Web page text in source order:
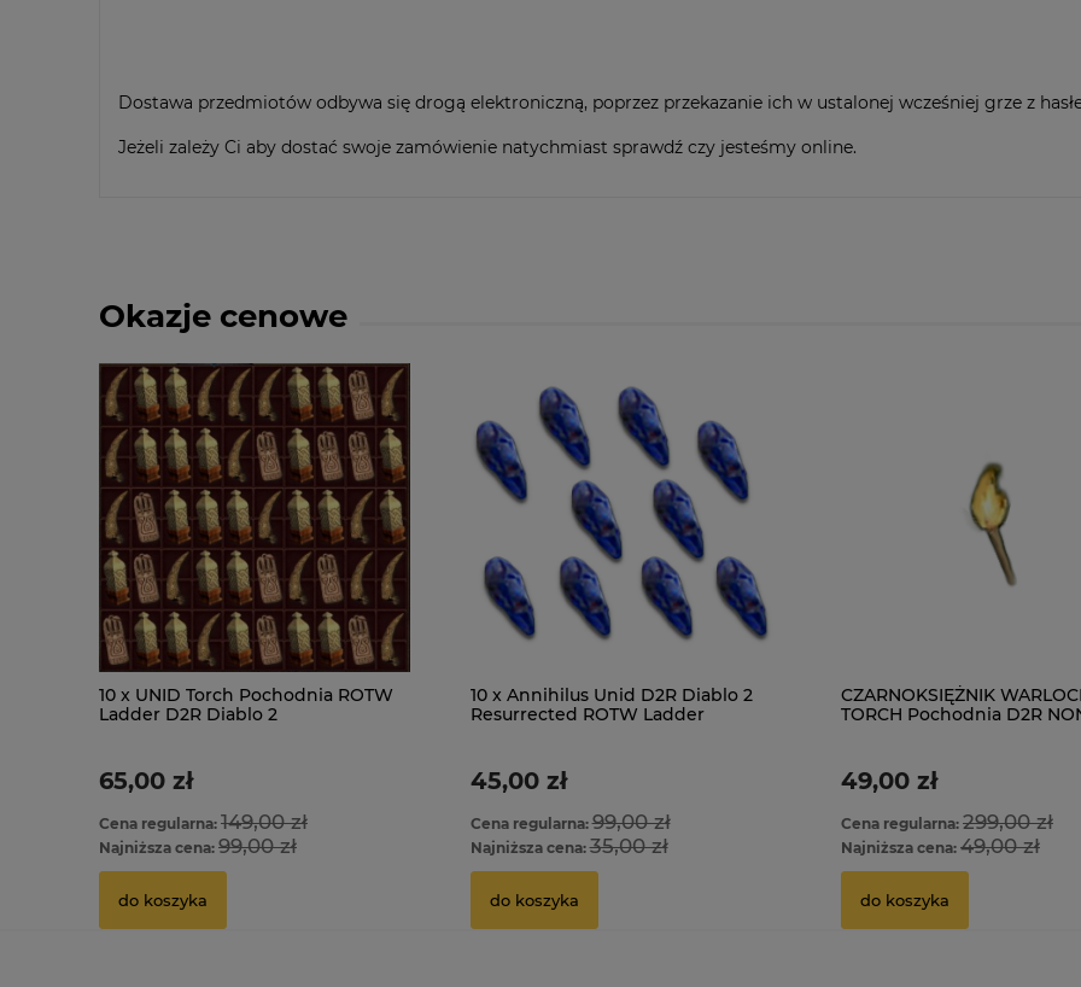
Dostawa przedmiotów odbywa się drogą elektroniczną, poprzez przekazanie ich w ustalonej wcześniej grze z
Jeżeli zależy Ci aby dostać swoje zamówienie natychmiast sprawdź czy jesteśmy online.
Okazje cenowe
10 x UNID Torch Pochodnia ROTW
Ladder D2R Diablo 2
65,00 zł
Cena regularna: 149,00 zł
Najniższa cena: 99,00 zł
do koszyka
10 x Annihilus Unid D2R Diablo 2
Resurrected ROTW Ladder
45,00 zł
Cena regularna:99,00 zł
Najniższa cena:35,00 zł
do koszyka
CZARNOKSIĘŻNIK
TORCH Pochodnia D2R
49,00 zł
Cena regularna: 299,00 zł
Najniższa cena: 49,00 zł
do koszyka